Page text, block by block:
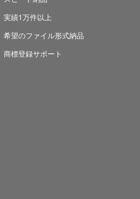
実績1万件以上
希望のファイル形式納品
商標登録サポート